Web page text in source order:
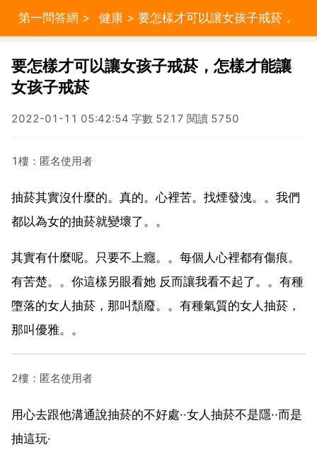
第一問答網 > 健康 > 要怎樣才可以讓女孩子戒菸，
怎樣才能讓女孩子戒菸
要怎樣才可以讓女孩子戒菸，怎樣才能讓
女孩子戒菸
2022-01-11 05:42:54 字數 5217 閱讀 5750
1樓：匿名使用者
抽菸其實沒什麼的。真的。心裡苦。找煙發洩。。我們
都以為女的抽菸就變壞了。。
其實有什麼呢。只要不上癮。。每個人心裡都有傷痕。
有苦楚。。你這樣另眼看她 反而讓我看不起了。。有種
墮落的女人抽菸，那叫頹廢。。有種氣質的女人抽菸，
那叫優雅。。
2樓：匿名使用者
用心去跟他溝通說抽菸的不好處··女人抽菸不是隱··而是
抽這玩·